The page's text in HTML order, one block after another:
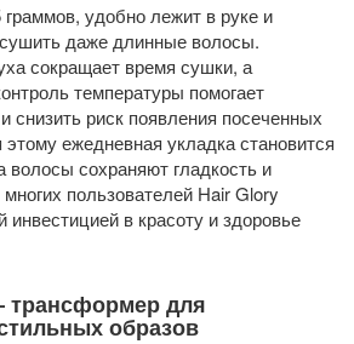
удобно лежит в руке и
даже длинные волосы.
сокращает время сушки, а
температуры помогает
снизить риск появления посеченных
этому ежедневная укладка становится
волосы сохраняют гладкость и
пользователей Hair Glory
инвестицией в красоту и здоровье
трансформер для
образов